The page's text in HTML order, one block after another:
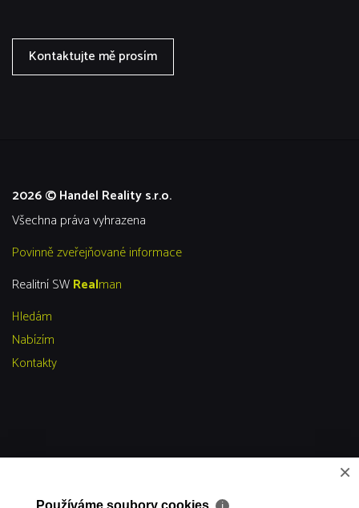
Kontaktujte mě prosím
2026 © Handel Reality s.r.o.
všechna práva vyhrazena
Povinně zveřejňované informace
Realitní SWRealman
Hledám
Nabízím
Kontakty
×
Používáme soubory cookies